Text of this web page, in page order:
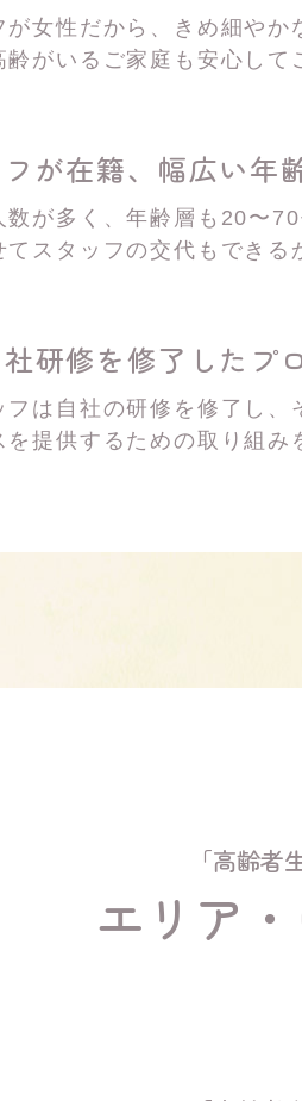
女性だから、きめ細や
がいるご家庭も安心して
が在籍、 幅広い年
数が多く、年齢層も20〜
スタッフの交代もできる
研修を修了した プ
フは自社の研修を修了し
提供するための取り組み
「高齢者
エリア